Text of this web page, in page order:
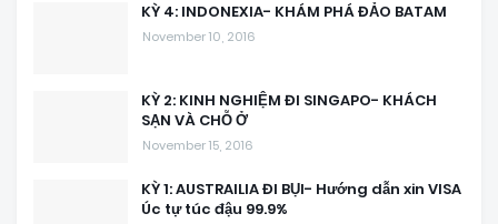
KỲ 4: INDONEXIA- KHÁM PHÁ ĐẢO BATAM
November 10, 2016
KỲ 2: KINH NGHIỆM ĐI SINGAPO- KHÁCH
SẠN VÀ CHỖ Ở
November 15, 2016
KỲ 1: AUSTRAILIA ĐI BỤI- Hướng dẫn xin VISA
Úc tự túc đậu 99.9%